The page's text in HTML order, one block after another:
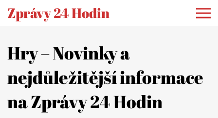
Zprávy 24 Hodin
Hry – Novinky a
nejdůležitější informace
na Zprávy 24 Hodin